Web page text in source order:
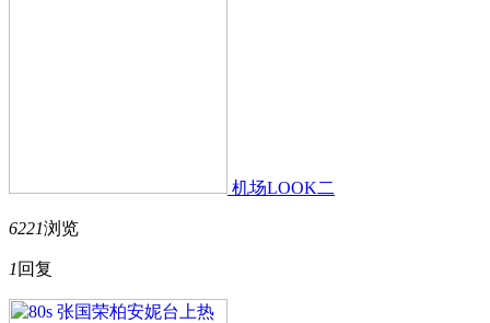
机场LOOK二
6221浏览
1 回复